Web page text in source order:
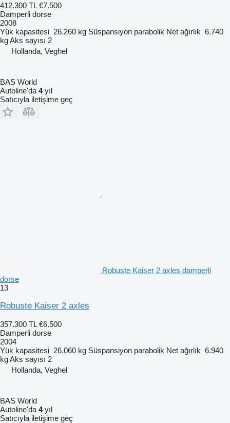
412.300 TL €7.500
Damperli dorse
2008
Yük kapasitesi 26.260 kg Süspansiyon parabolik Net ağırlık 6.740
kgAks sayısı 2
Hollanda, Veghel
BAS World
Autoline'da 4yıl
Satıcıyla iletişime geç
Robuste Kaiser 2 axles damperli
dorse
13
Robuste Kaiser 2 axles
357.300 TL €6.500
Damperli dorse
2004
Yük kapasitesi 26.060 kg Süspansiyon parabolik Net ağırlık 6.940
kgAks sayısı 2
Hollanda, Veghel
BAS World
Autoline'da 4yıl
Satıcıyla iletişime geç